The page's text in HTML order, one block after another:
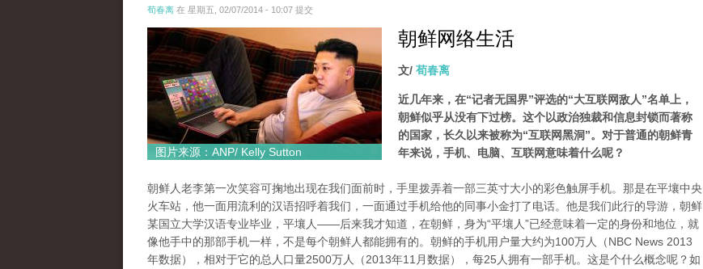
荀春离 在 星期五, 02/07/2014 - 10:07 提交
candycrush.jpg
图片来源：ANP/ Kelly Sutton
朝鲜网络生活
文/ 荀春离
近几年来，在“记者无国界”评选的“大互联网敌人”名单上，
朝鲜似乎从没有下过榜。这个以政治独裁和信息封锁而著称
的国家，长久以来被称为“互联网黑洞”。对于普通的朝鲜青
年来说，手机、电脑、互联网意味着什么呢？
朝鲜人老李第一次笑容可掬地出现在我们面前时，手里拨弄着一部三英寸大小的彩色触屏手机。那是在平壤中央
火车站，他一面用流利的汉语招呼着我们，一面通过手机给他的同事小金打了电话。他是我们此行的导游，朝鲜
某国立大学汉语专业毕业，平壤人——后来我才知道，在朝鲜，身为“平壤人”已经意味着一定的身份和地位，就
像他手中的那部手机一样，不是每个朝鲜人都能拥有的。朝鲜的手机用户量大约为100万人（NBC News 2013
年数据），相对于它的总人口量2500万人（2013年11月数据），每25人拥有一部手机。这是个什么概念呢？如